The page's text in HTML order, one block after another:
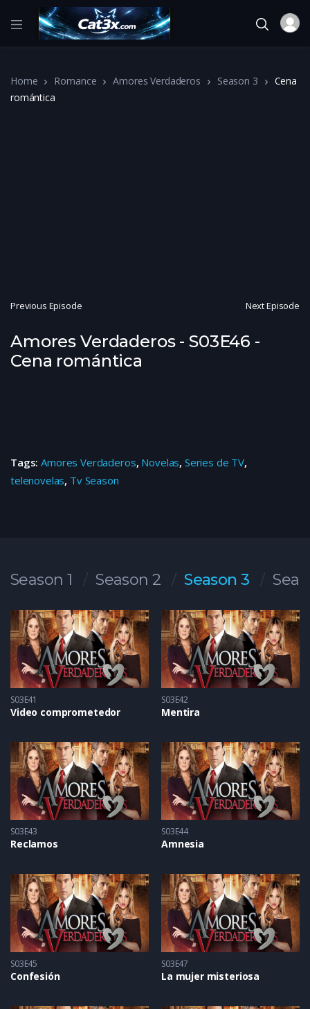
Home Romance Amores Verdaderos Season 3
Cena
romántica
Previous Episode Next Episode
Amores Verdaderos - S03E46 -
Cena romántica
Tags:Amores Verdaderos, Novelas, Series de TV,
telenovelas, Tv Season
Season 1 Season 2 Season 3
S03E41
Video comprometedor
S03E42
Mentira
S03E43
Reclamos
S03E44
Amnesia
S03E45
Confesión
S03E47
La mujer misteriosa